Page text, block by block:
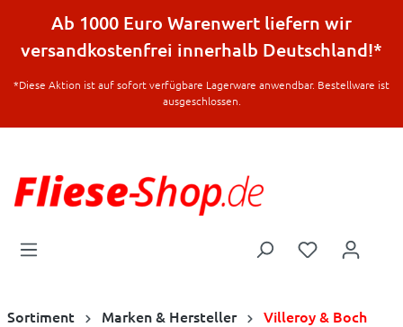
springen
Ab 1000 Euro Warenwert liefern wir
versandkostenfrei innerhalb Deutschland!*
*Diese Aktion ist auf sofort verfügbare Lagerware anwendbar. Bestellware ist
ausgeschlossen.
Sortiment Marken & Hersteller Villeroy & Boch